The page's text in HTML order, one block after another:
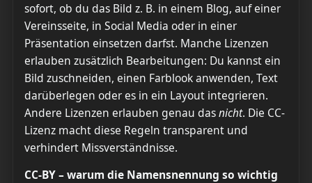
sofort, ob du das Bild z. B. in einem Blog, auf einer
Vereinsseite, in Social Media oder in einer
Präsentation einsetzen darfst. Manche Lizenzen
erlauben zusätzlich Bearbeitungen: Du kannst ein
Bild zuschneiden, einen Farblook anwenden, Text
darüberlegen oder es in ein Layout integrieren.
Andere Lizenzen erlauben genau dasnicht. Die CC-
Lizenz macht diese Regeln transparent und
verhindert Missverständnisse.
CC-BY – warum die Namensnennung so wichtig